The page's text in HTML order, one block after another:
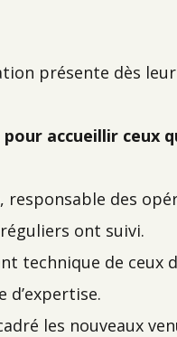
présente dès
accueillir ceux
responsable des
ont suivi.
technique de ceux
les nouveaux